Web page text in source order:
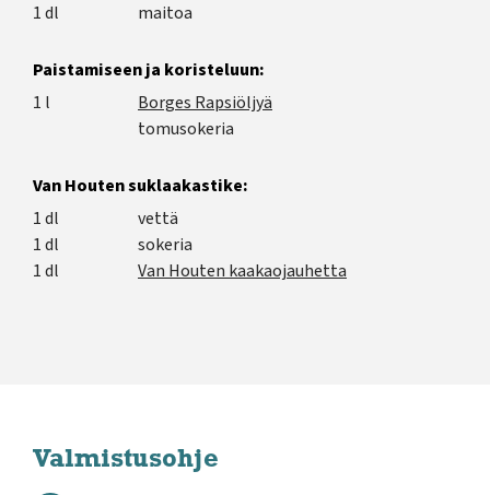
1 dl
maitoa
Paistamiseen ja koristeluun:
1 l
Borges Rapsiöljyä
tomusokeria
Van Houten suklaakastike:
1 dl
vettä
1 dl
sokeria
1 dl
Van Houten kaakaojauhetta
Valmistusohje